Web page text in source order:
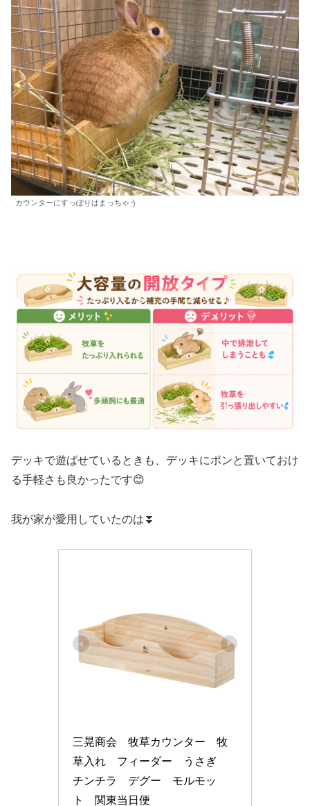
カウンターにすっぽりはまっちゃう
デッキで遊ばせているときも、デッキにポンと置いておけ
る手軽さも良かったです😊
我が家が愛用していたのは⏬️
三晃商会　牧草カウンター　牧
草入れ　フィーダー　うさぎ
チンチラ　デグー　モルモッ
ト　関東当日便